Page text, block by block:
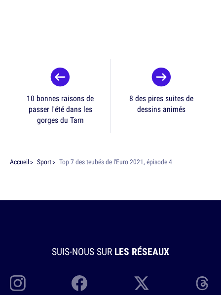
10 bonnes raisons de
passer l'été dans les
gorges du Tarn
8 des pires suites de
dessins animés
Accueil Sport Top 7 des teubés de l'Euro 2021, épisode 4
SUIS-NOUS SUR LES RÉSEAUX